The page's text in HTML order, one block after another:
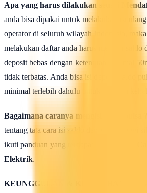
Apa yang harus dilakukan seusai
anda bisa dipakai untuk melakukan isi
operator di seluruh wilayah Indonesia,
melakukan daftar anda harus mengisi saldo
deposit bebas dengan ketentuan minimal
tidak terbatas. Anda bisa isi deposit saldo
minimal terlebih dahulu untuk uji coba
Bagaimana caranya mengisi saldo pulsa ?
tentang tata cara isi saldo deposit pulsa ini
ikuti panduan yang terdapat di halaman :
Elektrik.
KEUNGGULAN & KELEBIHAN